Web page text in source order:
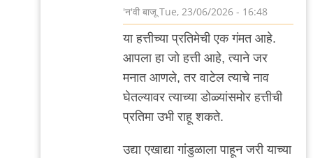
'न'वी बाजूTue, 23/06/2026 - 16:48
हो!!!
by
तर्कतीर्थ
या हत्तीच्या प्रतिमेची एक गंमत आहे.
आपला हा जो हत्ती आहे, त्याने जर
मनात आणले, तर वाटेल त्याचे नाव
घेतल्यावर त्याच्या डोळ्यांसमोर हत्तीची
प्रतिमा उभी राहू शकते.
उद्या एखाद्या गांडुळाला पाहून जरी याच्या